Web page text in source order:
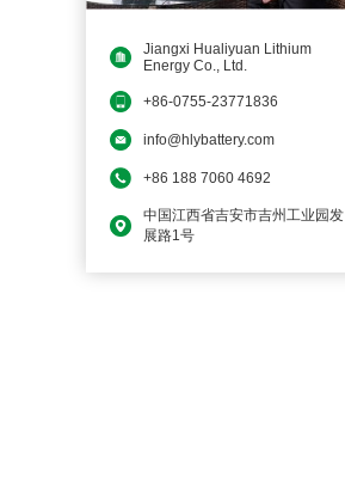
Jiangxi Hualiyuan Lithium
Energy Co., Ltd.
+86-0755-23771836
info@hlybattery.com
+86 188 7060 4692
中国江西省吉安市吉州工业园发
展路1号